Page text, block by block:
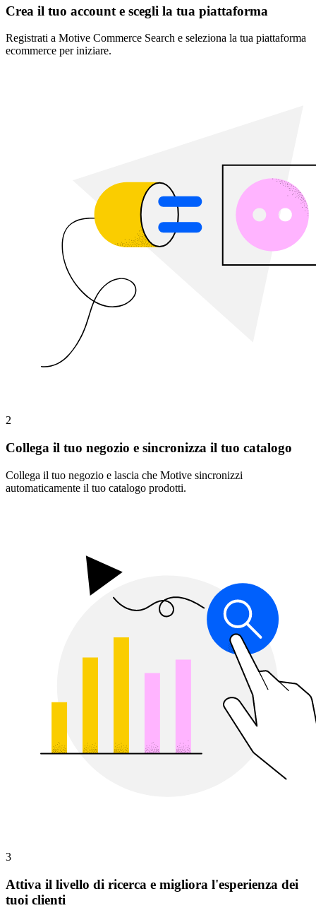
Crea il tuo account e scegli la tua piattaforma
Registrati a Motive Commerce Search e seleziona la tua piattaforma
ecommerce per iniziare.
2
Collega il tuo negozio e sincronizza il tuo catalogo
Collega il tuo negozio e lascia che Motive sincronizzi
automaticamente il tuo catalogo prodotti.
3
Attiva il livello di ricerca e migliora l'esperienza dei
tuoi clienti